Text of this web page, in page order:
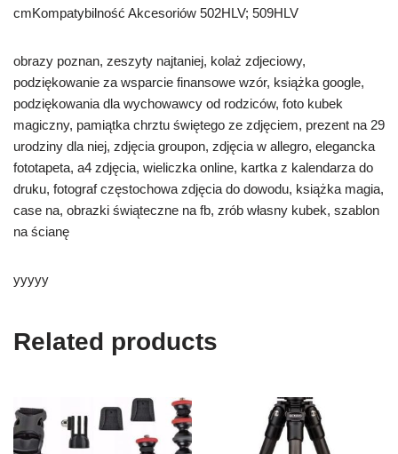
cmKompatybilność Akcesoriów 502HLV; 509HLV
obrazy poznan, zeszyty najtaniej, kolaż zdjeciowy,
podziękowanie za wsparcie finansowe wzór, książka google,
podziękowania dla wychowawcy od rodziców, foto kubek
magiczny, pamiątka chrztu świętego ze zdjęciem, prezent na 29
urodziny dla niej, zdjęcia groupon, zdjęcia w allegro, elegancka
fototapeta, a4 zdjęcia, wieliczka online, kartka z kalendarza do
druku, fotograf częstochowa zdjęcia do dowodu, książka magia,
case na, obrazki świąteczne na fb, zrób własny kubek, szablon
na ścianę
yyyyy
Related products